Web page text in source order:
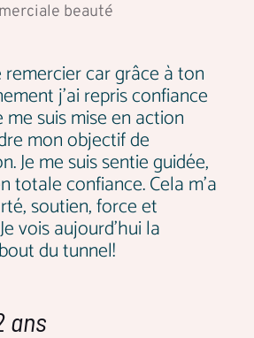
beauté
remercier car grâce à ton
j'ai repris confiance
suis mise en action
mon objectif de
Je me suis sentie guidée,
totale confiance. Cela m'a
soutien, force et
vois aujourd'hui la
du tunnel!
ans